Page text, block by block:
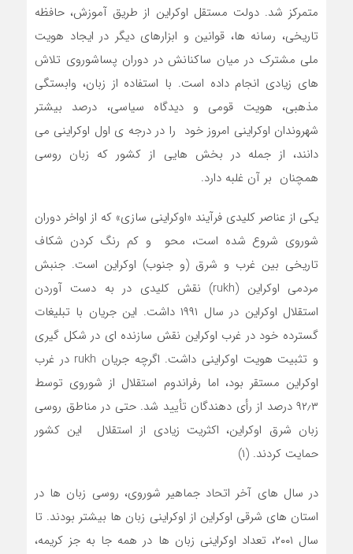
متمرکز شد. دولت مستقل اوکراین از طریق آموزش، حافظه
تاریخی، رسانه ها، قوانین و ابزارهای دیگر در ایجاد هویت
ملی مشترک در میان ساکنانش در دوران پساشوروی تلاش
های زیادی انجام داده است. با استفاده از زبان، وابستگی
مذهبی، هویت قومی و دیدگاه سیاسی، درصد بیشتر
شهروندان اوکراینی امروز خود را در درجه ی اول اوکراینی می
دانند، از جمله در بخش هایی از کشور که زبان روسی
همچنان بر آن غلبه دارد.
یکی از عناصر کلیدی فرآیند «اوکراینی سازی» که از اواخر دوران
شوروی شروع شده است، محو و کم رنگ کردن شکاف
تاریخی بین غرب و شرق (و جنوب) اوکراین است. جنبش
مردمی اوکراین (rukh) نقش کلیدی در به دست آوردن
استقلال اوکراین در سال ۱۹۹۱ داشت. این جریان با تبلیغات
گسترده خود در غرب اوکراین نقش سازنده ای در شکل گیری
و تثبیت هویت اوکراینی داشت. اگرچه جریان rukh در غرب
اوکراین مستقر بود، اما رفراندوم استقلال از شوروى توسط
۹۲٫۳ درصد از رأی دهندگان تأیید شد. حتی در مناطق روسی
زبان شرق اوکراین، اکثریت زیادی از استقلال این کشور
حمایت کردند. (۱)
در سال های آخر اتحاد جماهیر شوروی، روسی زبان ها در
استان های شرقی اوکراین از اوکراینی زبان ها بیشتر بودند. تا
سال ۲۰۰۱، تعداد اوکراینی زبان ها در همه جا به جز کریمه،